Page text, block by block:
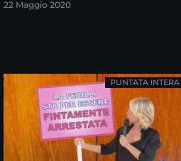
22 Maggio 2020
PUNTATA INTERA